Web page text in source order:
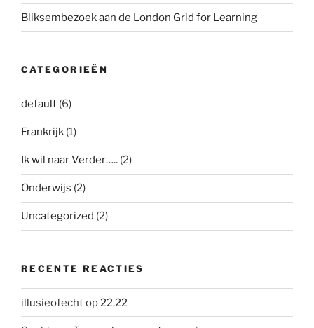
Bliksembezoek aan de London Grid for Learning
CATEGORIEËN
default (6)
Frankrijk (1)
Ik wil naar Verder….. (2)
Onderwijs (2)
Uncategorized (2)
RECENTE REACTIES
illusieofechtop22.22